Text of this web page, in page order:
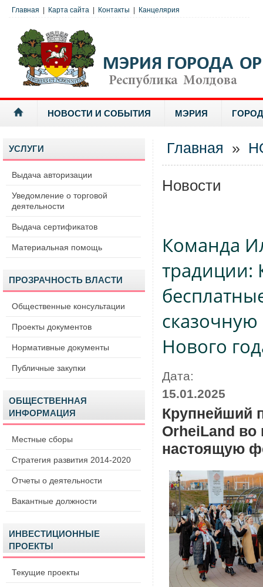
Главная Карта сайта Контакты Канцелярия
НОВОСТИ И СОБЫТИЯ МЭРИЯ
УСЛУГИ
Выдача авторизации
Уведомление о торговой
деятельности
Выдача сертификатов
Материальная помощь
ПРОЗРАЧНОСТЬ ВЛАСТИ
Общественные консультации
Проекты документов
Нормативные документы
Публичные закупки
ОБЩЕСТВЕННАЯ
ИНФОРМАЦИЯ
Местные сборы
Стратегия развития 2014-2020
Отчеты о деятельности
Вакантные должности
ИНВЕСТИЦИОННЫЕ
ПРОЕКТЫ
Текущие проекты
Главная »
Новости
Команда
традиции:
сказочную
Нового
Дата:
15.01.2025
Крупнейший
OrheiLand во
настоящую